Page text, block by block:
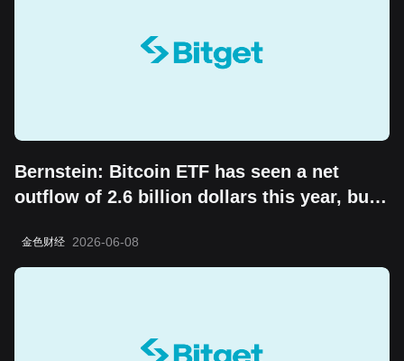
Bernstein: Bitcoin ETF has seen a net
outflow of 2.6 billion dollars this year, but
long-term value storage attribute
金色财经 2026-06-08